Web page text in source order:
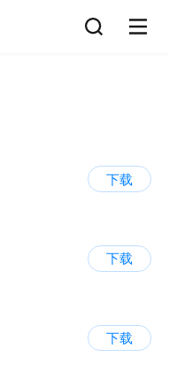
下载
下载
下载